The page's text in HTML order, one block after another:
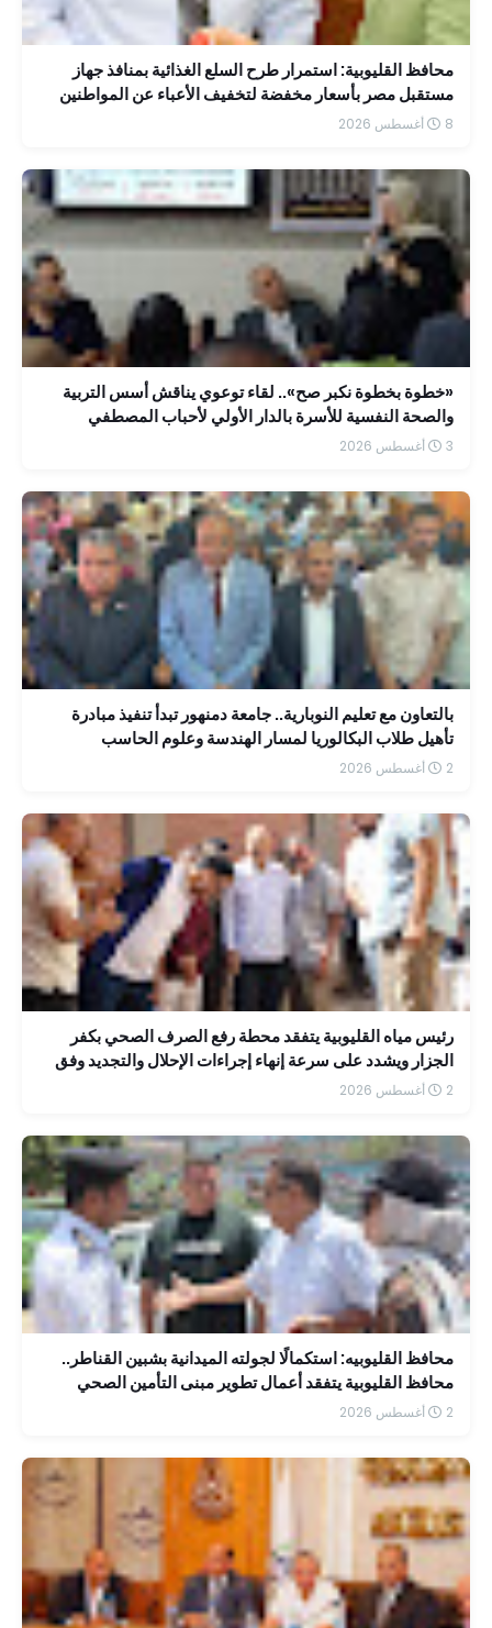
محافظ القليوبية: استمرار طرح السلع الغذائية بمنافذ جهاز
مستقبل مصر بأسعار مخفضة لتخفيف الأعباء عن المواطنين
8 أغسطس 2026
«خطوة بخطوة نكبر صح».. لقاء توعوي يناقش أسس التربية
والصحة النفسية للأسرة بالدار الأولي لأحباب المصطفي
3 أغسطس 2026
بالتعاون مع تعليم النوبارية.. جامعة دمنهور تبدأ تنفيذ مبادرة
تأهيل طلاب البكالوريا لمسار الهندسة وعلوم الحاسب
2 أغسطس 2026
رئيس مياه القليوبية يتفقد محطة رفع الصرف الصحي بكفر
الجزار ويشدد على سرعة إنهاء إجراءات الإحلال والتجديد وفق
جدول زمني محدد
2 أغسطس 2026
محافظ القليوبيه: استكمالًا لجولته الميدانية بشبين القناطر..
محافظ القليوبية يتفقد أعمال تطوير مبنى التأمين الصحي
بمستشفى الشاملة
2 أغسطس 2026